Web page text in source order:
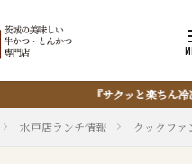
仕込まない・揚げない・油捨てない
水戸店ランチ情報 クックフ